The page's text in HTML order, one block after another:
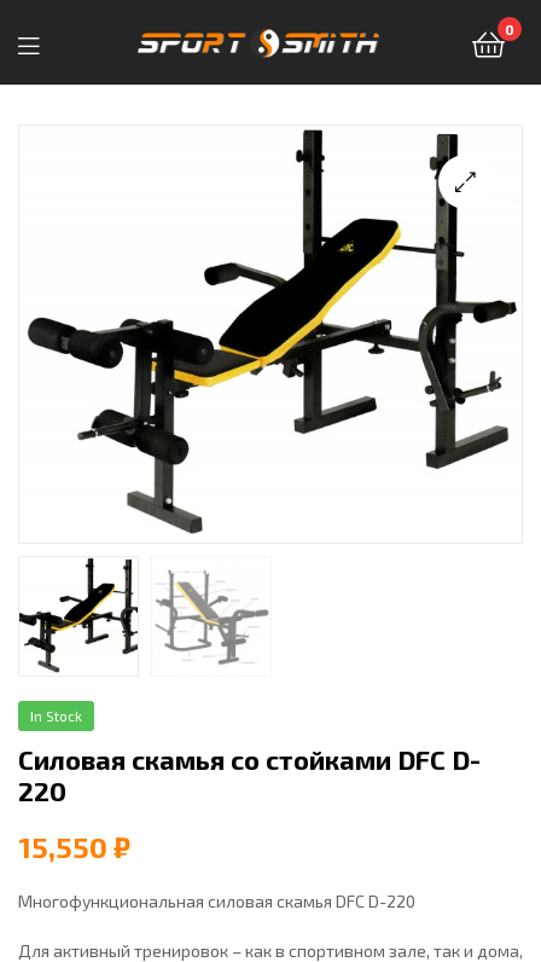
Sport-
спортивных
товаров
0
In Stock
Силовая скамья со стойками DFC D-
220
15,550 ₽
Многофункциональная силовая скамья DFC D-220
Для активный тренировок – как в спортивном зале, так и дома,